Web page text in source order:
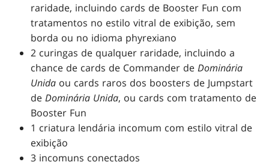
raridade, incluindo cards de Booster Fun com
tratamentos no estilo vitral de exibição, sem
borda ou no idioma phyrexiano
2 curingas de qualquer raridade, incluindo a
chance de cards de Commander deDominária
Unida ou cards raros dos boosters de Jumpstart
deDominária Unida, ou cards com tratamento de
Booster Fun
1 criatura lendária incomum com estilo vitral de
exibição
3 incomuns conectados